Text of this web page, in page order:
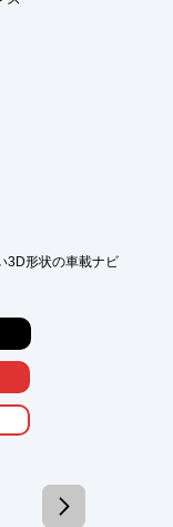
3D形状の車載ナビ
品の裏側に意匠加
２枚のフィルムを
、コの字形状の両